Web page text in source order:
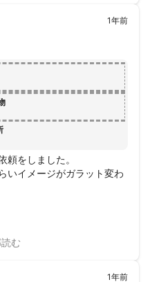
1年前
頼をしました。
いイメージがガラット変わ
1年前